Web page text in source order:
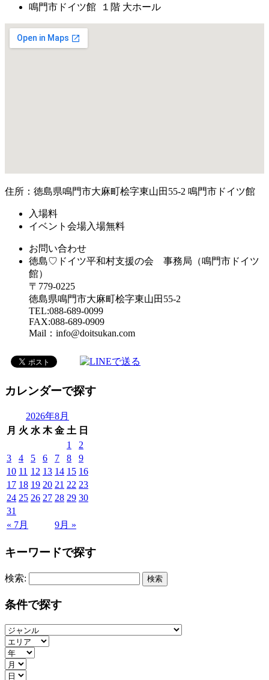
鳴門市ドイツ館 １階 大ホール
住所：徳島県鳴門市大麻町桧字東山田55-2 鳴門市ドイツ館
入場料
イベント会場入場無料
お問い合わせ
徳島♡ドイツ平和村支援の会 事務局（鳴門市ドイツ
館）
〒779-0225
徳島県鳴門市大麻町桧字東山田55-2
TEL:088-689-0099
FAX:088-689-0909
Mail：info@doitsukan.com
カレンダーで探す
2026年8月
月 火 水 木 金 土 日
« 7月 9月 »
1
2
3
4 5 6 7 8
9
10 11 12 13 14 15 16
17 18 19 20 21 22 23
24 25 26 27 28 29 30
31
キーワードで探す
検索:
条件で探す